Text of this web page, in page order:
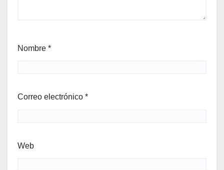
Nombre *
Correo electrónico *
Web